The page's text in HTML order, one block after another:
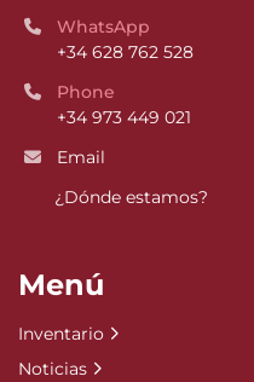
WhatsApp
+34 628 762 528
Phone
+34 973 449 021
Email
¿Dónde estamos?
Menú
Inventario
Noticias